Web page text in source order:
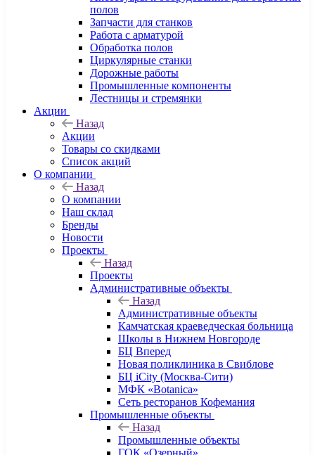
полов
Запчасти для станков
Работа с арматурой
Обработка полов
Циркулярные станки
Дорожные работы
Промышленные компоненты
Лестницы и стремянки
Акции
Назад
Акции
Товары со скидками
Список акций
О компании
Назад
О компании
Наш склад
Бренды
Новости
Проекты
Назад
Проекты
Административные объекты
Назад
Административные объекты
Камчатская краеведческая больница
Школы в Нижнем Новгороде
БЦ Вперед
Новая поликлиника в Свиблове
БЦ iCity (Москва-Сити)
МФК «Botanica»
Сеть ресторанов Кофемания
Промышленные объекты
Назад
Промышленные объекты
ГОК «Озерный»